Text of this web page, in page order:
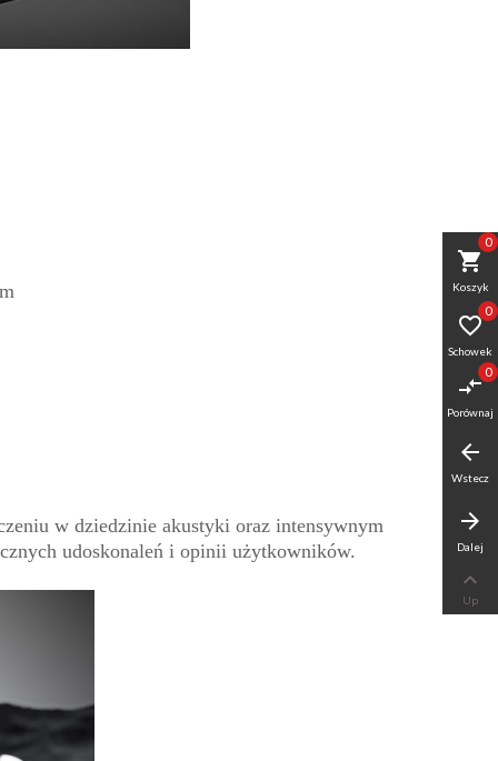
w dziedzinie akustyki oraz intensywnym
udoskonaleń i opinii użytkowników.
shopping_cart
Koszyk
0

Schowek
0
compare_arrows
Porównaj
0
arrow_back
Wstecz
arrow_forward
Dalej

Up